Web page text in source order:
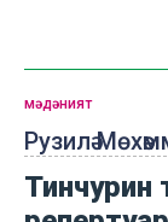
Рузилә
мәдәният
Тинчурин